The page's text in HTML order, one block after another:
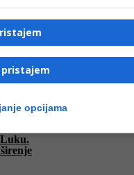
i
ljude
pristajem
opcijama